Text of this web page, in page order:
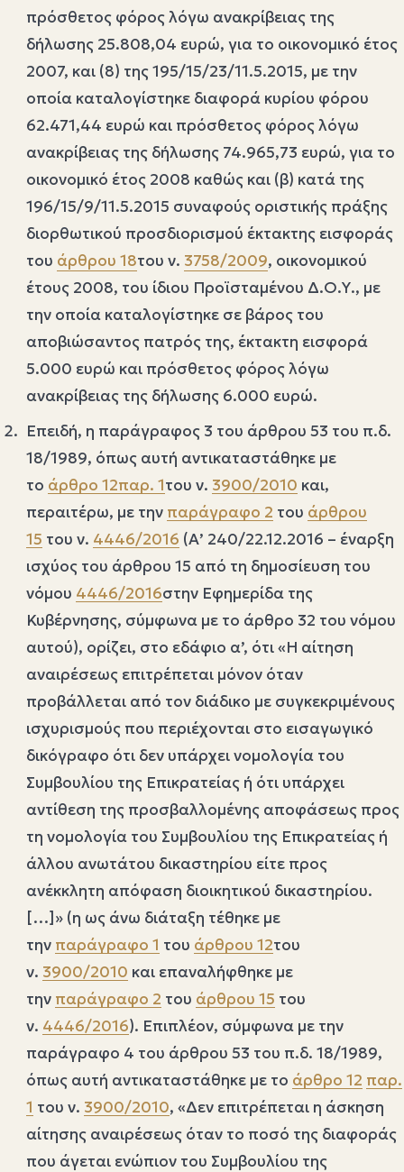
πρόσθετος φόρος λόγω ανακρίβειας της
δήλωσης 25.808,04 ευρώ, για το οικονομικό έτος
2007, και (8) της 195/15/23/11.5.2015, με την
οποία καταλογίστηκε διαφορά κυρίου φόρου
62.471,44 ευρώ και πρόσθετος φόρος λόγω
ανακρίβειας της δήλωσης 74.965,73 ευρώ, για το
οικονομικό έτος 2008 καθώς και (β) κατά της
196/15/9/11.5.2015 συναφούς οριστικής πράξης
διορθωτικού προσδιορισμού έκτακτης εισφοράς
του άρθρου 18του ν. 3758/2009, οικονομικού
έτους 2008, του ίδιου Προϊσταμένου Δ.Ο.Υ., με
την οποία καταλογίστηκε σε βάρος του
αποβιώσαντος πατρός της, έκτακτη εισφορά
5.000 ευρώ και πρόσθετος φόρος λόγω
ανακρίβειας της δήλωσης 6.000 ευρώ.
Επειδή, η παράγραφος 3 του άρθρου 53 του π.δ.
18/1989, όπως αυτή αντικαταστάθηκε με
το άρθρο 12παρ. 1του ν. 3900/2010 και,
περαιτέρω, με την παράγραφο 2 του άρθρου
15 του ν. 4446/2016 (Α’ 240/22.12.2016 – έναρξη
ισχύος του άρθρου 15 από τη δημοσίευση του
νόμου 4446/2016στην Εφημερίδα της
Κυβέρνησης, σύμφωνα με το άρθρο 32 του νόμου
αυτού), ορίζει, στο εδάφιο α’, ότι «Η αίτηση
αναιρέσεως επιτρέπεται μόνον όταν
προβάλλεται από τον διάδικο με συγκεκριμένους
ισχυρισμούς που περιέχονται στο εισαγωγικό
δικόγραφο ότι δεν υπάρχει νομολογία του
Συμβουλίου της Επικρατείας ή ότι υπάρχει
αντίθεση της προσβαλλομένης αποφάσεως προς
τη νομολογία του Συμβουλίου της Επικρατείας ή
άλλου ανωτάτου δικαστηρίου είτε προς
ανέκκλητη απόφαση διοικητικού δικαστηρίου.
[…]» (η ως άνω διάταξη τέθηκε με
την παράγραφο 1 του άρθρου 12του
ν. 3900/2010 και επαναλήφθηκε με
την παράγραφο 2 του άρθρου 15 του
ν. 4446/2016). Επιπλέον, σύμφωνα με την
παράγραφο 4 του άρθρου 53 του π.δ. 18/1989,
όπως αυτή αντικαταστάθηκε με το άρθρο 12 παρ.
1 του ν. 3900/2010, «Δεν επιτρέπεται η άσκηση
αίτησης αναιρέσεως όταν το ποσό της διαφοράς
που άγεται ενώπιον του Συμβουλίου της